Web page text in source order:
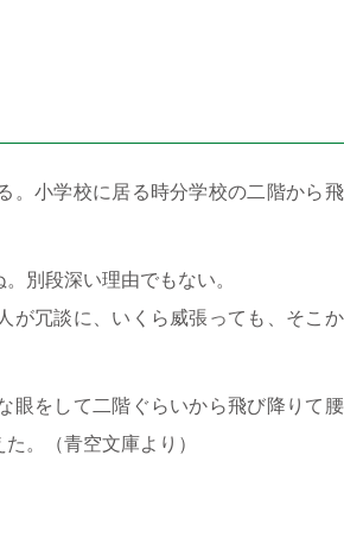
。小学校に居る時分学校の二階から
別段深い理由でもない。
冗談に、いくら威張っても、そこ
眼をして二階ぐらいから飛び降りて
。（青空文庫より）